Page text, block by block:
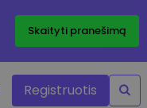
Skaityti pranešimą
Registruotis